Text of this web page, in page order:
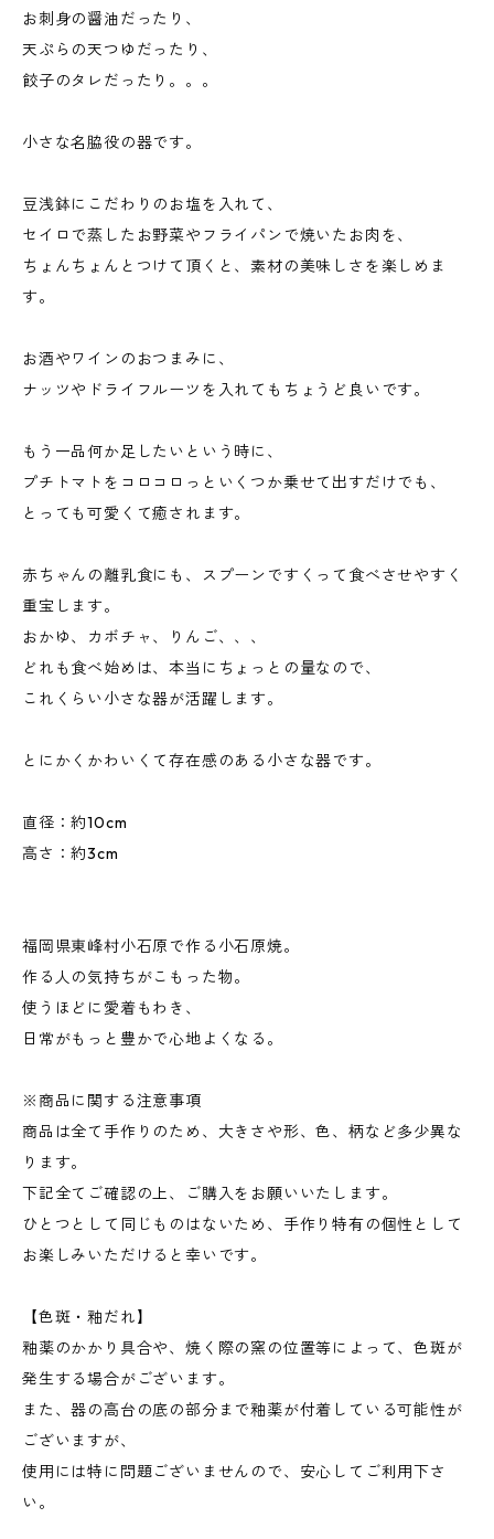
お刺身の醤油だったり、
天ぷらの天つゆだったり、
餃子のタレだったり。。。
小さな名脇役の器です。
豆浅鉢にこだわりのお塩を入れて、
セイロで蒸したお野菜やフライパンで焼いたお肉を、
ちょんちょんとつけて頂くと、素材の美味しさを楽しめま
す。
お酒やワインのおつまみに、
ナッツやドライフルーツを入れてもちょうど良いです。
もう一品何か足したいという時に、
プチトマトをコロコロっといくつか乗せて出すだけでも、
とっても可愛くて癒されます。
赤ちゃんの離乳食にも、スプーンですくって食べさせやすく
重宝します。
おかゆ、カボチャ、りんご、、、
どれも食べ始めは、本当にちょっとの量なので、
これくらい小さな器が活躍します。
とにかくかわいくて存在感のある小さな器です。
直径：約10cm
高さ：約3cm
福岡県東峰村小石原で作る小石原焼。
作る人の気持ちがこもった物。
使うほどに愛着もわき、
日常がもっと豊かで心地よくなる。
※商品に関する注意事項
商品は全て手作りのため、大きさや形、色、柄など多少異な
ります。
下記全てご確認の上、ご購入をお願いいたします。
ひとつとして同じものはないため、手作り特有の個性として
お楽しみいただけると幸いです。
【色斑・釉だれ】
釉薬のかかり具合や、焼く際の窯の位置等によって、色斑が
発生する場合がございます。
また、器の高台の底の部分まで釉薬が付着している可能性が
ございますが、
使用には特に問題ございませんので、安心してご利用下さ
い。